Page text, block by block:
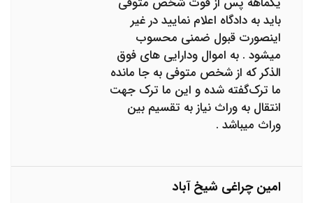
باید به دادگاه اعلام نمایید در غیر
اینصورت قبول ضمنی محسوب
میشود . به اموال و‌دارایی های فوق
الذکر که از شخص متوفی به جا مانده
ما ترک‌‌گفته شده و این ما ترک جهت
انتقال به وراث نیاز به تقسیم بین
وراث‌ میباشد .
امین چراغی شیخ آباد